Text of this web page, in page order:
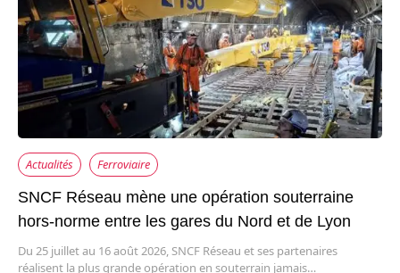
Actualités Ferroviaire
SNCF Réseau mène une opération souterraine
hors-norme entre les gares du Nord et de Lyon
Du 25 juillet au 16 août 2026, SNCF Réseau et ses partenaires
réalisent la plus grande opération en souterrain jamais…